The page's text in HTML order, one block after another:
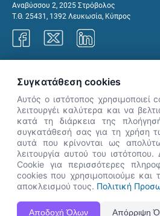
Αναβύσσου 2, 2025 Στρόβολος
Τ.Θ. 25431, 1392 Λευκωσία, Κύπρος
Η Ιστοσελίδα ΑνΑΔ είναι πλήρως συμβατή με τις
Apple Safari καθώς και Internet Explorer.
👋 Καλώς
Πες μου πώς
σήμερα.
Συγκατάθεση cookies
Αυτός ο ιστότοπος χρησιμοποιεί
λειτουργέι καλύτερα και να
κατά τη διάρκεια της
συγκατάθεσή σας για τη χρήση
αυτά που κρίνονται ως
λειτουργία αυτού του ιστότοπου.
Cookie για περισσότερες
cookies που χρησιμοποιούμε και
αποκλεισμού τους. Πολιτική
Αποδοχή Όλων Απόρριψη